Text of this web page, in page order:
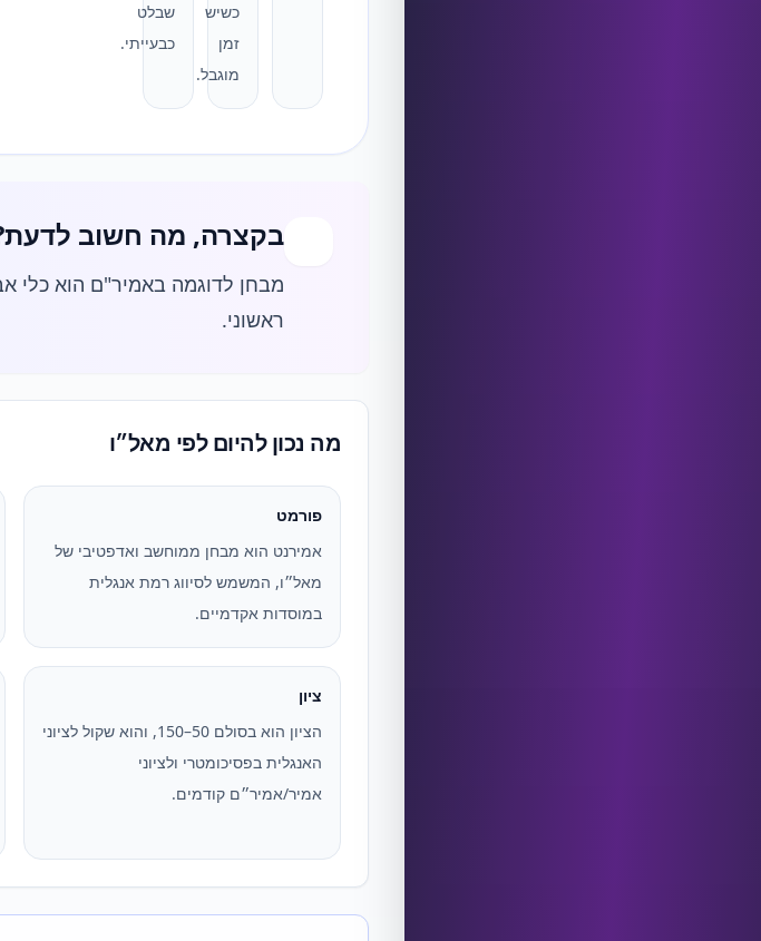
כשיש
זמן
מוגבל.
שבלט
כבעייתי.
בקצרה, מה חשוב
מבחן לדוגמה באמיר"ם הוא כלי
ראשוני.
מה נכון להיום לפי מאל״ו
פורמט
אמירנט הוא מבחן ממוחשב ואדפטיבי של
מאל״ו, המשמש לסיווג רמת אנגלית
במוסדות אקדמיים.
ציון
הציון הוא בסולם 50–150, והוא שקול לציוני
האנגלית בפסיכומטרי ולציוני
אמיר/אמיר״ם קודמים.